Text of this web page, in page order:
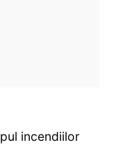
incendiilor